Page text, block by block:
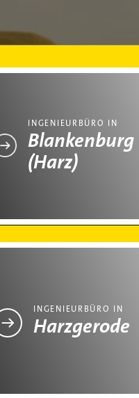
INGENIEURBÜRO IN
Blankenburg
(Harz)
INGENIEURBÜRO IN
Harzgerode